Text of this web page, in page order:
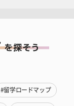
#留学ロードマップ